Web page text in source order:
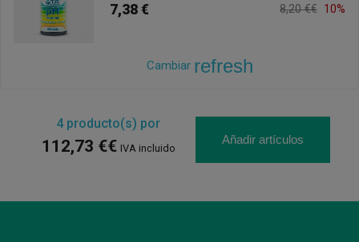
7,38 € 8,20 €€ 10%
Cambiar refresh
4producto(s) por
112,73 €€ IVA incluido
Añadir artículos